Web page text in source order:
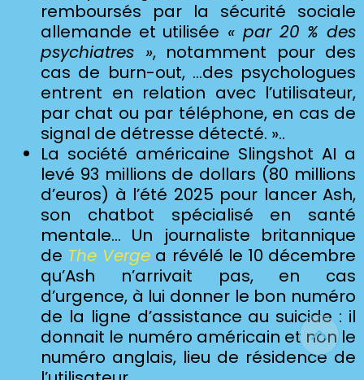
remboursés par la sécurité sociale
allemande et utilisée « par 20 % des
psychiatres », notamment pour des
cas de burn-out, …des psychologues
entrent en relation avec l’utilisateur,
par chat ou par téléphone, en cas de
signal de détresse détecté. »..
La société américaine Slingshot AI a
levé 93 millions de dollars (80 millions
d’euros) à l’été 2025 pour lancer Ash,
son chatbot spécialisé en santé
mentale… Un journaliste britannique
de The Verge a révélé le 10 décembre
qu’Ash n’arrivait pas, en cas
d’urgence, à lui donner le bon numéro
de la ligne d’assistance au suicide : il
donnait le numéro américain et non le
numéro anglais, lieu de résidence de